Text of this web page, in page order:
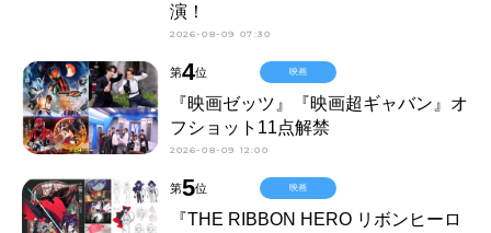
演！
2026-08-09 07:30
第4位
『映画ゼッツ』『映画超ギャバン』オ
フショット11点解禁
2026-08-09 12:00
映画
第5位
『THE RIBBON HERO リボンヒーロ
映画